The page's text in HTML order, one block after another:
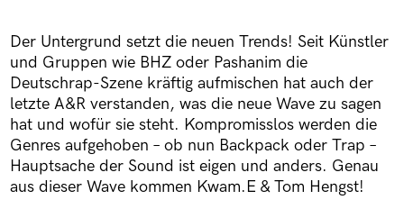
Der Untergrund setzt die neuen Trends! Seit Künstler
und Gruppen wie BHZ oder Pashanim die
Deutschrap-Szene kräftig aufmischen hat auch der
letzte A&R verstanden, was die neue Wave zu sagen
hat und wofür sie steht. Kompromisslos werden die
Genres aufgehoben – ob nun Backpack oder Trap –
Hauptsache der Sound ist eigen und anders. Genau
aus dieser Wave kommen Kwam.E & Tom Hengst!